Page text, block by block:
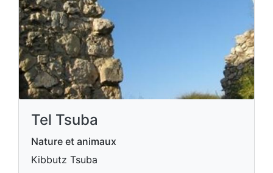
Tel Tsuba
Nature et animaux
Kibbutz Tsuba